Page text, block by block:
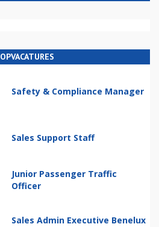
Safety & Compliance Manager
Sales Support Staff
Junior Passenger Traffic
Officer
Sales Admin Executive Benelux